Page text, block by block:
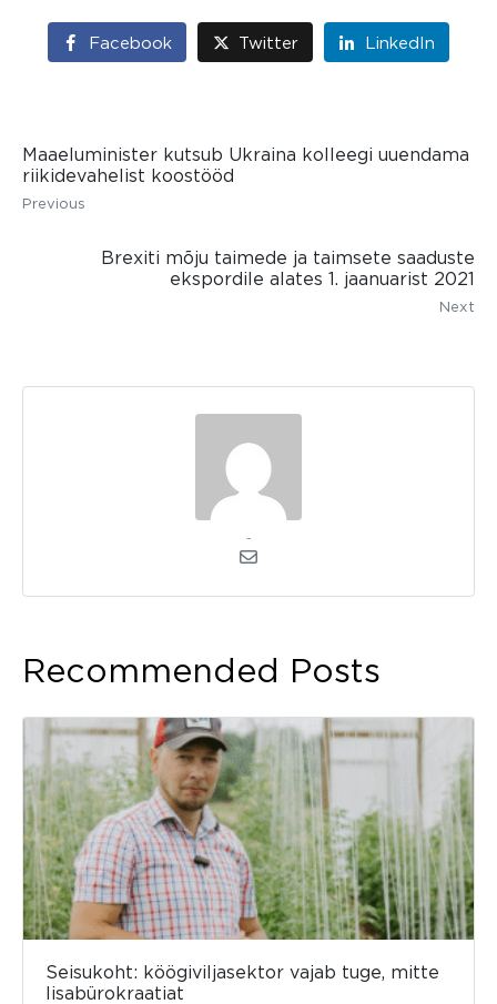
Facebook Twitter LinkedIn
Maaeluminister kutsub Ukraina kolleegi uuendama
riikidevahelist koostööd
Previous
Brexiti mõju taimede ja taimsete saaduste
ekspordile alates 1. jaanuarist 2021
Next
Recommended Posts
Seisukoht: köögiviljasektor vajab tuge, mitte
lisabürokraatiat